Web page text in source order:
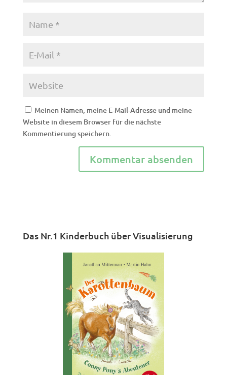
Meinen Namen, meine E-Mail-Adresse und meine
Website in diesem Browser für die nächste
Kommentierung speichern.
Das Nr.1 Kinderbuch über Visualisierung